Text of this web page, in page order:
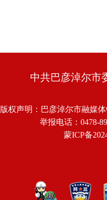
中共巴彦淖尔市
版权声明：巴彦淖尔市融媒
举报电话：0478-
蒙ICP备